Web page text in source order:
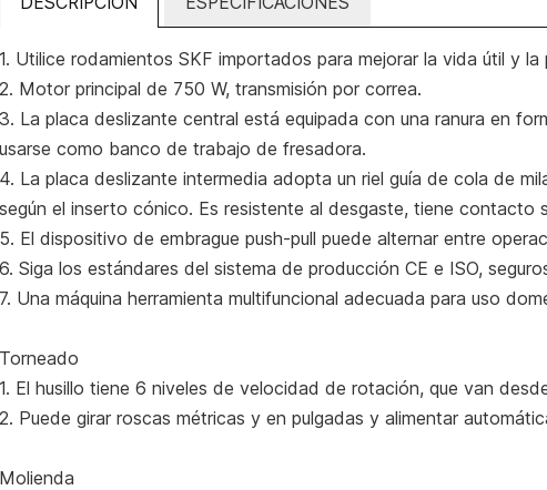
1. Utilice rodamientos SKF importados para mejorar la vida útil y la
2. Motor principal de 750 W, transmisión por correa.
3. La placa deslizante central está equipada con una ranura en
usarse como banco de trabajo de fresadora.
4. La placa deslizante intermedia adopta un riel guía de cola de
según el inserto cónico. Es resistente al desgaste, tiene contacto
5. El dispositivo de embrague push-pull puede alternar entre
6. Siga los estándares del sistema de producción CE e ISO,
7. Una máquina herramienta multifuncional adecuada para uso
Torneado
1. El husillo tiene 6 niveles de velocidad de rotación, que van
2. Puede girar roscas métricas y en pulgadas y alimentar
Molienda